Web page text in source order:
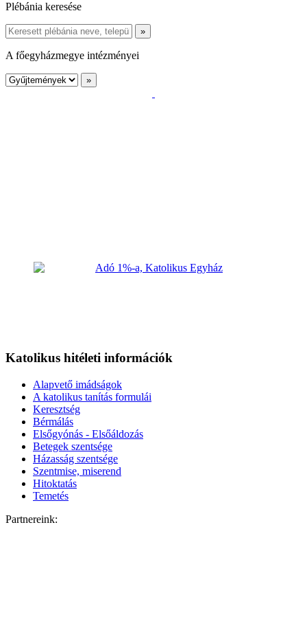
Plébánia keresése
A főegyházmegye intézményei
Katolikus hitéleti információk
Alapvető imádságok
A katolikus tanítás formulái
Keresztség
Bérmálás
Elsőgyónás - Elsőáldozás
Betegek szentsége
Házasság szentsége
Szentmise, miserend
Hitoktatás
Temetés
Partnereink: